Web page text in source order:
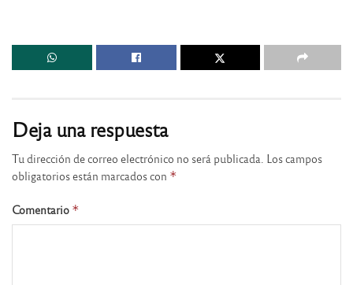
Deja una respuesta
Tu dirección de correo electrónico no será publicada. Los campos
obligatorios están marcados con *
Comentario *